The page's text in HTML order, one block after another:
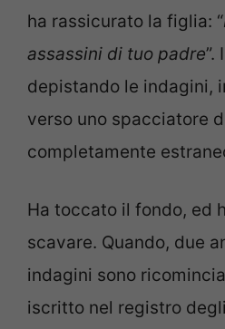
ha rassicurato la figlia: “
assassini di tuo padre”.
depistando le indagini,
verso uno spacciatore
completamente
Ha toccato il fondo, ed
scavare. Quando, due
indagini sono
iscritto nel registro